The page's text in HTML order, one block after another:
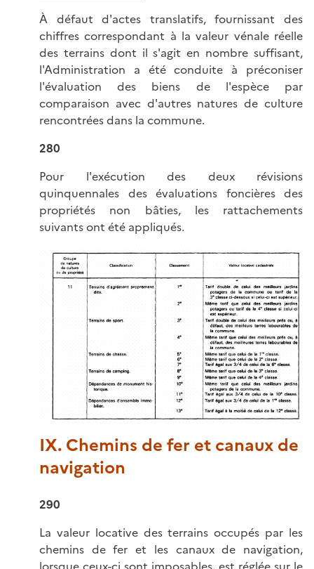
À défaut d'actes translatifs, fournissant des
chiffres correspondant à la valeur vénale réelle
des terrains dont il s'agit en nombre suffisant,
l'Administration a été conduite à préconiser
l'évaluation des biens de l'espèce par
comparaison avec d'autres natures de culture
rencontrées dans la commune.
280
Pour l'exécution des deux révisions
quinquennales des évaluations foncières des
propriétés non bâties, les rattachements
suivants ont été appliqués.
IX. Chemins de fer et canaux de
navigation
290
La valeur locative des terrains occupés par les
chemins de fer et les canaux de navigation,